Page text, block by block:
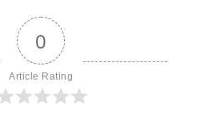
0
Article Rating